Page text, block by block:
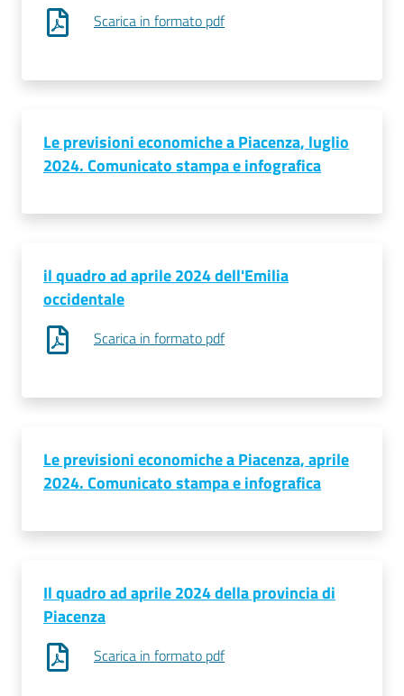
Scarica in formato pdf
Le previsioni economiche a Piacenza, luglio
2024. Comunicato stampa e infografica
il quadro ad aprile 2024 dell'Emilia
occidentale
Scarica in formato pdf
Le previsioni economiche a Piacenza, aprile
2024. Comunicato stampa e infografica
Il quadro ad aprile 2024 della provincia di
Piacenza
Scarica in formato pdf